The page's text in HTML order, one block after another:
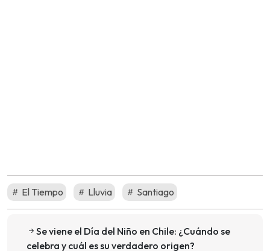
El Tiempo Lluvia Santiago
Se viene el Día del Niño en Chile: ¿Cuándo se
celebra y cuál es su verdadero origen?